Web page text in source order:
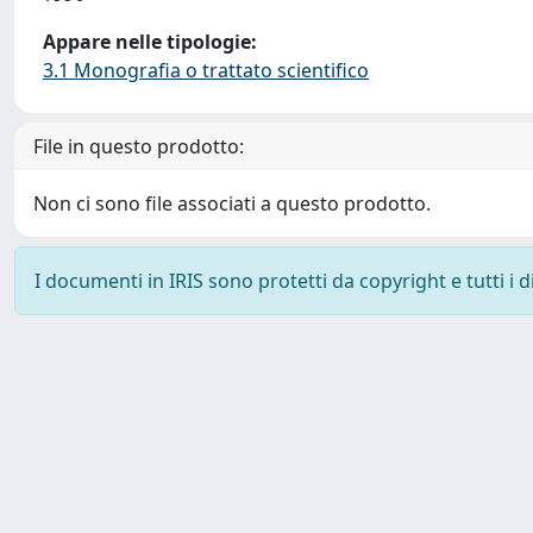
Appare nelle tipologie:
3.1 Monografia o trattato scientifico
File in questo prodotto:
Non ci sono file associati a questo prodotto.
I documenti in IRIS sono protetti da copyright e tutti i